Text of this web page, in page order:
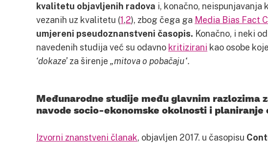
kvalitetu objavljenih radova i, konačno, neispunjavanja
vezanih uz kvalitetu (1,2), zbog čega ga Media Bias Fact
umjereni pseudoznanstveni časopis. Konačno, i neki
navedenih studija već su odavno kritizirani kao osobe
‘dokaze’ za širenje „mitova o pobačaju“.
Međunarodne studije među glavnim razlozima
navode socio-ekonomske okolnosti i
Izvorni znanstveni članak, objavljen 2017. u časopisu